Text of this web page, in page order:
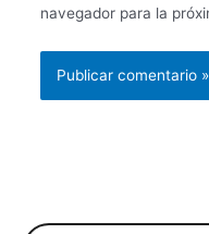
navegador para la